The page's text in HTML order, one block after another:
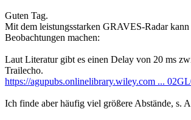
Guten Tag.
Mit dem leistungsstarken GRAVES-Radar kann
Beobachtungen machen:
Laut Literatur gibt es einen Delay von 20 ms
Trailecho.
https://agupubs.onlinelibrary.wiley.com ...
Ich finde aber häufig viel größere Abstände, s.